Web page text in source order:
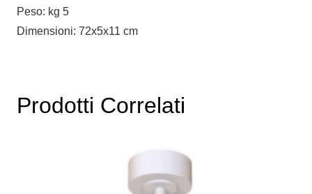
Peso: kg 5
Dimensioni: 72x5x11 cm
Prodotti Correlati